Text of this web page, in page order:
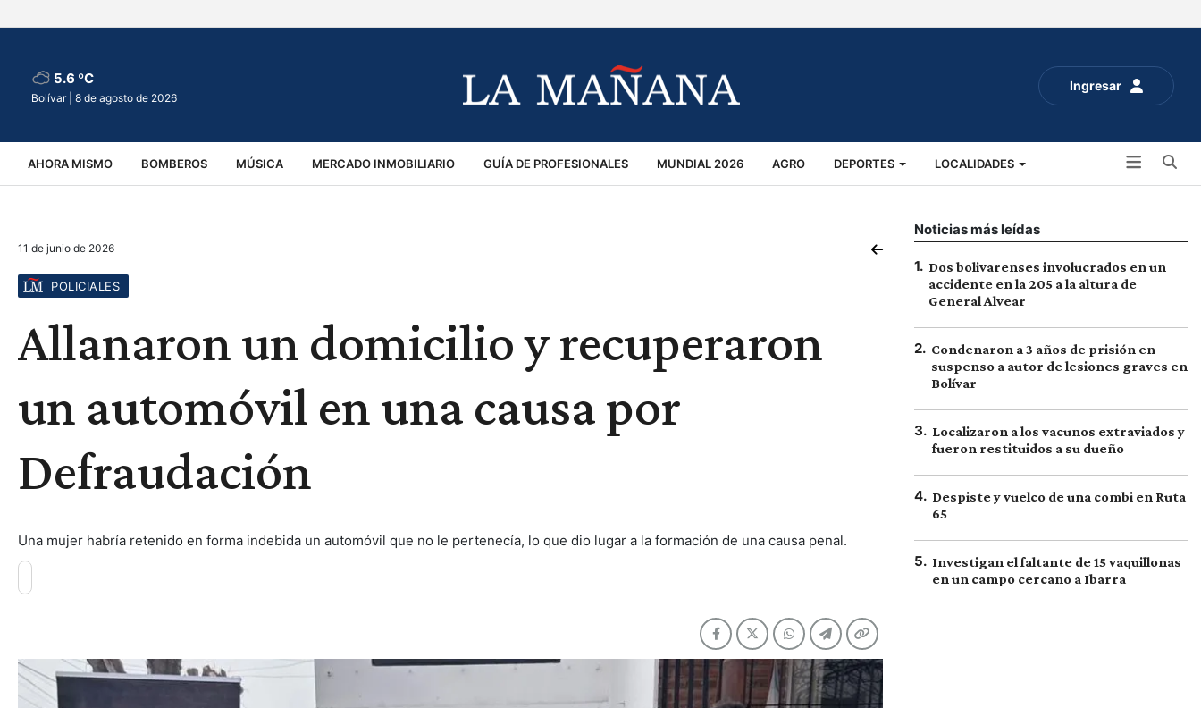
Ingresar
5.6 ºC
Bolívar | 8 de agosto de 2026
AHORA MISMO BOMBEROS MÚSICA MERCADO INMOBILIARIO GUÍA DE PROFESIONALES MUNDIAL 2026 AGRO DEPORTES LOCALIDADES
VIRALES ACCIDENTES
11 de junio de 2026
POLICIALES
Allanaron un domicilio y recuperaron
un automóvil en una causa por
Defraudación
Una mujer habría retenido en forma indebida un automóvil que no le pertenecía, lo que dio lugar a la formación de una causa penal.
Noticias más leídas
1. Dos bolivarenses involucrados en un
accidente en la 205 a la altura de
General Alvear
2. Condenaron a 3 años de prisión en
suspenso a autor de lesiones graves en
Bolívar
3. Localizaron a los vacunos extraviados y
fueron restituidos a su dueño
4. Despiste y vuelco de una combi en Ruta
65
5. Investigan el faltante de 15 vaquillonas
en un campo cercano a Ibarra